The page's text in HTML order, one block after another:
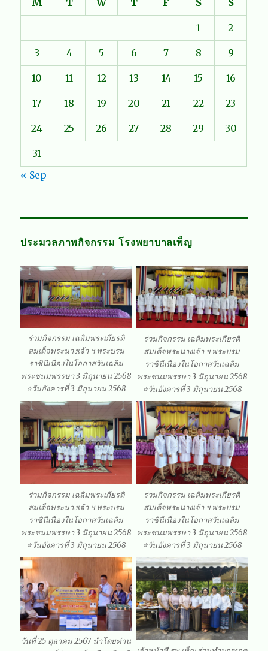
1 2
3 4 5 6 7 8 9
10 11 12 13 14 15 16
17 18 19 20 21 22 23
24 25 26 27 28 29 30
31
« Sep
ประมวลภาพกิจกรรม โรงพยาบาลเพ็ญ
ร่วมกิจกรรม เฉลิมพระเกียรติ
สมเด็จพระนางเจ้า ฯ พระบรม
ราชินีเนื่องในโอกาสวันเฉลิม
พระชนมพรรษา 3 มิถุนายน 2568
⭐วันอังคารที่ 3 มิถุนายน 2568
ร่วมกิจกรรม เฉลิมพระเกียรติ
สมเด็จพระนางเจ้า ฯ พระบรม
ราชินีเนื่องในโอกาสวันเฉลิม
พระชนมพรรษา 3 มิถุนายน 2568
⭐️วันอังคารที่ 3 มิถุนายน 2568
ร่วมกิจกรรม เฉลิมพระเกียรติ
สมเด็จพระนางเจ้า ฯ พระบรม
ราชินีเนื่องในโอกาสวันเฉลิม
พระชนมพรรษา 3 มิถุนายน 2568
⭐️วันอังคารที่ 3 มิถุนายน 2568
ร่วมกิจกรรม เฉลิมพระเกียรติ
สมเด็จพระนางเจ้า ฯ พระบรม
ราชินีเนื่องในโอกาสวันเฉลิม
พระชนมพรรษา 3 มิถุนายน 2568
⭐️วันอังคารที่ 3 มิถุนายน 2568
วันที่ 25 ตุลาคม 2567 นำโดยท่าน